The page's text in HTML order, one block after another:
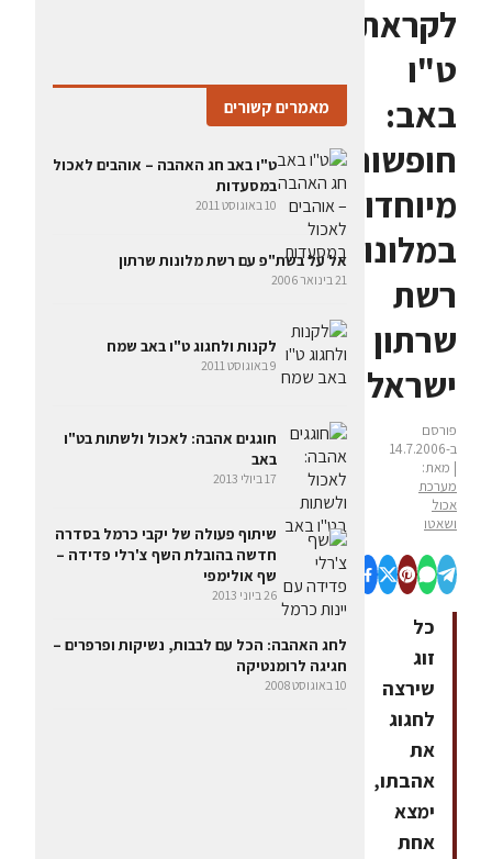
לקראת
ט"ו
באב:
חופשות
מיוחדות
במלונות
רשת
שרתון
ישראל
פורסם
ב-14.7.2006
| מאת:
מערכת
אכול
ושאטו
כל
זוג
שירצה
לחגוג
את
אהבתו,
ימצא
אחת
מאמרים קשורים
ט"ו באב חג האהבה – אוהבים לאכול
במסעדות
10 באוגוסט 2011
אל על בשת"פ עם רשת מלונות שרתון
21 בינואר 2006
לקנות ולחגוג ט"ו באב שמח
9 באוגוסט 2011
חוגגים אהבה: לאכול ולשתות בט"ו
באב
17 ביולי 2013
שיתוף פעולה של יקבי כרמל בסדרה
חדשה בהובלת השף צ'רלי פדידה –
שף אולימפי
26 ביוני 2013
לחג האהבה: הכל עם לבבות, נשיקות ופרפרים –
חגיגה לרומנטיקה
10 באוגוסט 2008